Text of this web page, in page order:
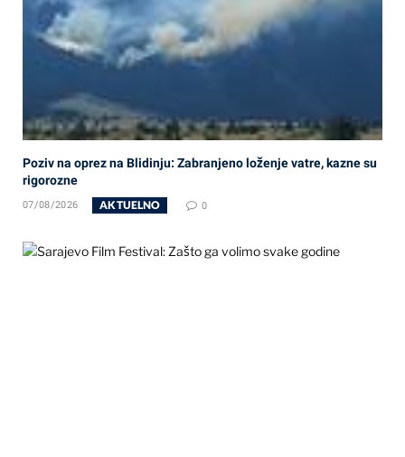
Poziv na oprez na Blidinju: Zabranjeno loženje vatre, kazne su
rigorozne
07/08/2026 AKTUELNO 0